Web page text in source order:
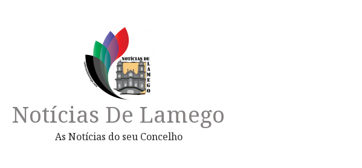
Notícias De Lamego
As Notícias do seu Concelho